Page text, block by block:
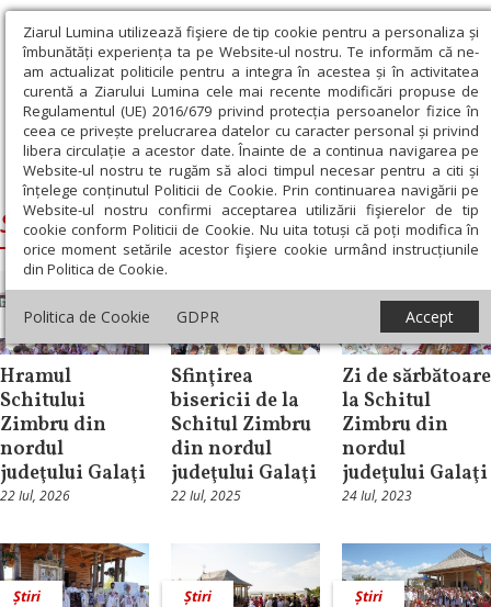
Ziarul Lumina utilizează fişiere de tip cookie pentru a personaliza și
îmbunătăți experiența ta pe Website-ul nostru. Te informăm că ne-
am actualizat politicile pentru a integra în acestea și în activitatea
curentă a Ziarului Lumina cele mai recente modificări propuse de
Regulamentul (UE) 2016/679 privind protecția persoanelor fizice în
ceea ce privește prelucrarea datelor cu caracter personal și privind
libera circulație a acestor date. Înainte de a continua navigarea pe
Website-ul nostru te rugăm să aloci timpul necesar pentru a citi și
înțelege conținutul Politicii de Cookie. Prin continuarea navigării pe
Website-ul nostru confirmi acceptarea utilizării fişierelor de tip
cookie conform Politicii de Cookie. Nu uita totuși că poți modifica în
orice moment setările acestor fişiere cookie urmând instrucțiunile
din Politica de Cookie.
Politica de Cookie GDPR Accept
Ziarul Lumina › Schitul Zimbru
Schitul Zimbru
Știri
Hramul
Schitului
Zimbru din
nordul
judeţului Galaţi
22 Iul, 2026
Știri
Sfinţirea
bisericii de la
Schitul Zimbru
din nordul
judeţului Galaţi
22 Iul, 2025
Zi de sărbătoare
la Schitul
Zimbru din
nordul
judeţului Galaţi
24 Iul, 2023
Știri Știri Știri